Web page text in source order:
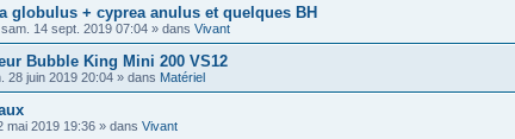
globulus + cyprea anulus et quelques BH
14 sept. 2019 07:04 » dans Vivant
Bubble King Mini 200 VS12
28 juin 2019 20:04 » dans Matériel
mai 2019 19:36 » dans Vivant